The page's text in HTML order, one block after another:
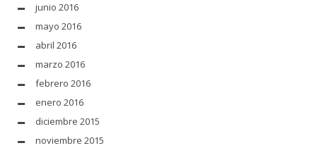
junio 2016
mayo 2016
abril 2016
marzo 2016
febrero 2016
enero 2016
diciembre 2015
noviembre 2015